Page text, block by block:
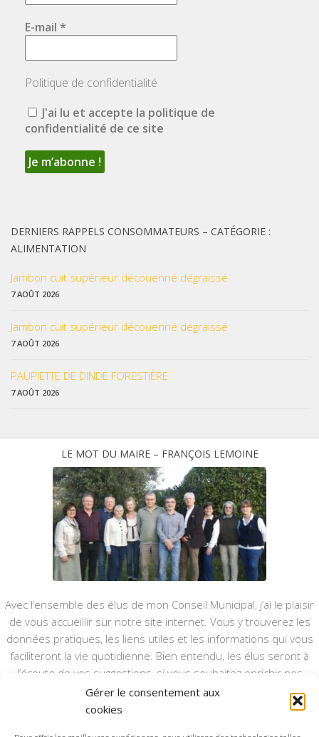
Gérer le consentement aux
cookies
E-mail *
Politique de confidentialité
J'ai lu et accepte la politique de
confidentialité de ce site
DERNIERS RAPPELS CONSOMMATEURS – CATÉGORIE :
ALIMENTATION
Jambon cuit supérieur découenné dégraissé
7 AOÛT 2026
Jambon cuit supérieur découenné dégraissé
7 AOÛT 2026
PAUPIETTE DE DINDE FORESTIÈRE
7 AOÛT 2026
LE MOT DU MAIRE – FRANÇOIS LEMOINE
Avec l’ensemble des élus de mon Conseil Municipal, j’ai le plaisir
de vous accueillir sur notre site internet. Vous y trouverez les
données pratiques, les liens utiles et les informations qui vous
faciliteront la vie quotidienne. Bien entendu, les élus seront à
l’écoute de vos suggestions, si vous souhaitez enrichir nos
rubriques ou nos informations.
Ce type de communication vient en complément du bulletin